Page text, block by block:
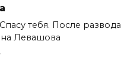
тебя. После развода
Левашова